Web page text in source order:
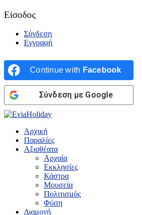
Είσοδος
Σύνδεση
Εγγραφή
Continue with Facebook
Σύνδεση με Google
Αρχική
Παραλίες
Αξιοθέατα
Αρχαία
Εκκλησίες
Κάστρα
Μουσεία
Πολιτισμός
Φύση
Διαμονή